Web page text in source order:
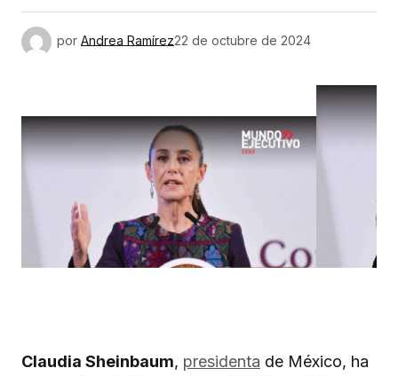
por Andrea Ramírez22 de octubre de 2024
Claudia Sheinbaum, presidenta de México, ha